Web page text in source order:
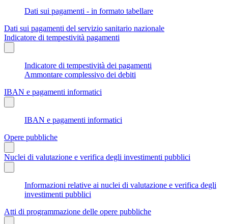
Dati sui pagamenti - in formato tabellare
Dati sui pagamenti del servizio sanitario nazionale
Indicatore di tempestività pagamenti
Indicatore di tempestività dei pagamenti
Ammontare complessivo dei debiti
IBAN e pagamenti informatici
IBAN e pagamenti informatici
Opere pubbliche
Nuclei di valutazione e verifica degli investimenti pubblici
Informazioni relative ai nuclei di valutazione e verifica degli
investimenti pubblici
Atti di programmazione delle opere pubbliche